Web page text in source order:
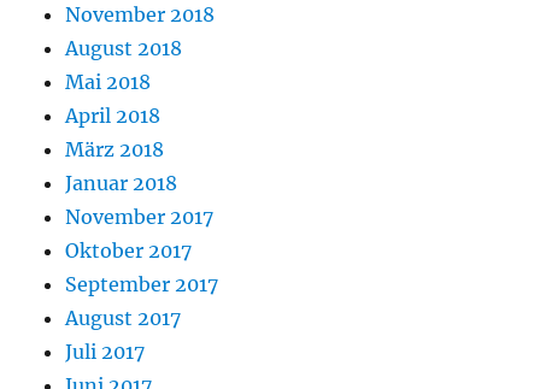
November 2018
August 2018
Mai 2018
April 2018
März 2018
Januar 2018
November 2017
Oktober 2017
September 2017
August 2017
Juli 2017